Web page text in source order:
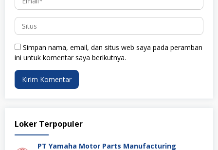
Simpan nama, email, dan situs web saya pada peramban
ini untuk komentar saya berikutnya.
Loker Terpopuler
PT Yamaha Motor Parts Manufacturing